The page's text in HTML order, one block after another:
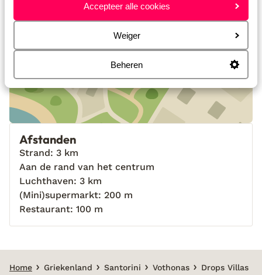
Accepteer alle cookies
Weiger
Beheren
Bekijk op kaart
Afstanden
Strand: 3 km
Aan de rand van het centrum
Luchthaven: 3 km
(Mini)supermarkt: 200 m
Restaurant: 100 m
Home Griekenland Santorini Vothonas Drops Villas